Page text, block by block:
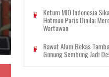
Ketum MIO Indonesia
Hotman Paris Dinilai
Wartawan
Rawat Alam Bekas
Gunung Sembung Jadi